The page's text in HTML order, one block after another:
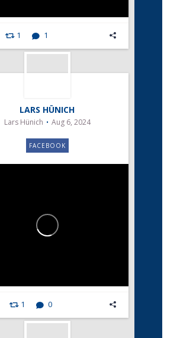
1 1
LARS HÜNICH
Lars Hünich Aug 6, 2024
FACEBOOK
1 0